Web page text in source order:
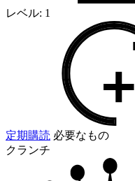
レベル: 1
定期購読 必要なもの
クランチ